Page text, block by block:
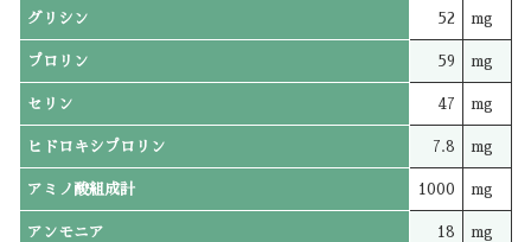
グリシン 52 mg
プロリン 59 mg
セリン 47 mg
ヒドロキシプロリン 7.8 mg
アミノ酸組成計 1000 mg
アンモニア 18 mg